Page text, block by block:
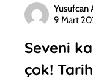
Yusufcan
9 Mart
Seveni
çok!